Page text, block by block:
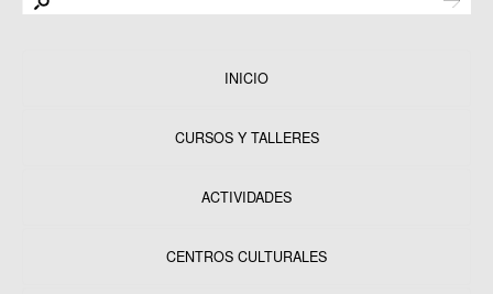
INICIO
CURSOS Y TALLERES
ACTIVIDADES
CENTROS CULTURALES